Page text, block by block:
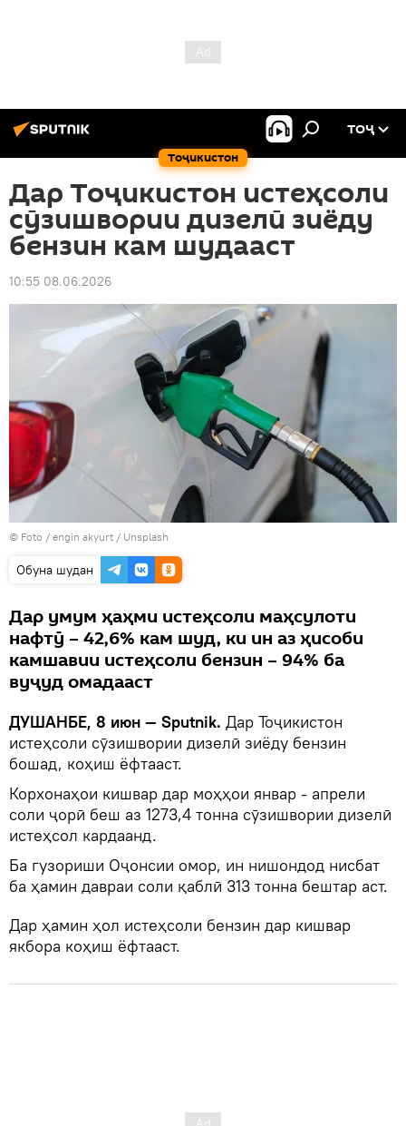
Тоҷикистон
ТОҶ
Дар Тоҷикистон истеҳсоли
сӯзишвории дизелӣ зиёду
бензин кам шудааст
10:55 08.06.2026
© Foto / engin akyurt / Unsplash
Обуна шудан
Дар умум ҳаҳми истеҳсоли маҳсулоти
нафтӯ – 42,6% кам шуд, ки ин аз ҳисоби
камшавии истеҳсоли бензин – 94% ба
вуҷуд омадааст
ДУШАНБЕ, 8 июн — Sputnik. Дар Тоҷикистон
истеҳсоли сӯзишвории дизелӣ зиёду бензин
бошад, коҳиш ёфтааст.
Корхонаҳои кишвар дар моҳҳои январ - апрели
соли ҷорӣ беш аз 1273,4 тонна сӯзишвории дизелӣ
истеҳсол кардаанд.
Ба гузориши Оҷонсии омор, ин нишондод нисбат
ба ҳамин давраи соли қаблӣ 313 тонна бештар аст.
Дар ҳамин ҳол истеҳсоли бензин дар кишвар
якбора коҳиш ёфтааст.